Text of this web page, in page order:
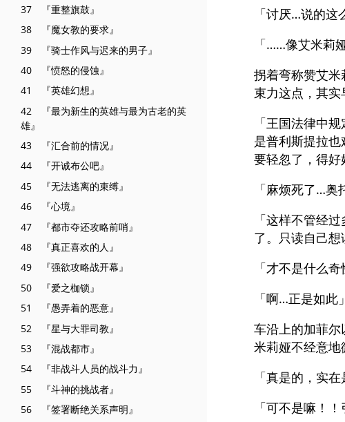
37 『重整旗鼓』
38 『魔女教的要求』
39 『骑士作风与迟来的男子』
40 『愤怒的侵蚀』
41 『英雄幻想』
42 『最为新生的英雄与最为古老的英
雄』
43 『汇合前的情况』
44 『开诚布公吧』
45 『无法逃离的束缚』
46 『心境』
47 『都市夺还攻略前哨』
48 『真正喜欢的人』
49 『强欲攻略战开幕』
50 『爱之枷锁』
51 『愚弄着的恶意』
52 『星与大罪司教』
53 『混战都市』
54 『非战斗人员的战斗力』
55 『斗神的挑战者』
56 『签署断绝关系声明』
「讨厌…说的
「……像艾米莉
拐着弯称赞艾
束力这点，其实
「王国法律中
是普利斯提拉
要轻忽了，得好
「麻烦死了…奥
「这样不管经
了。只读自己
「才不是什么
「啊…正是如此」
车沿上的加菲
米莉娅不经意
「真是的，实
「可不是嘛！